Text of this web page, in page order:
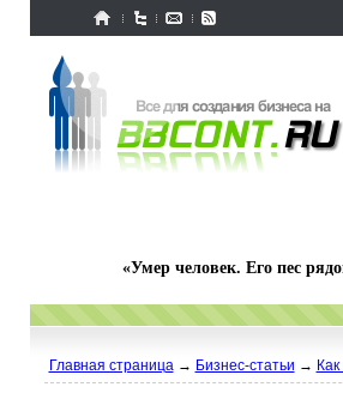
«Умер человек. Его пес
Главная страница→ Бизнес-статьи →